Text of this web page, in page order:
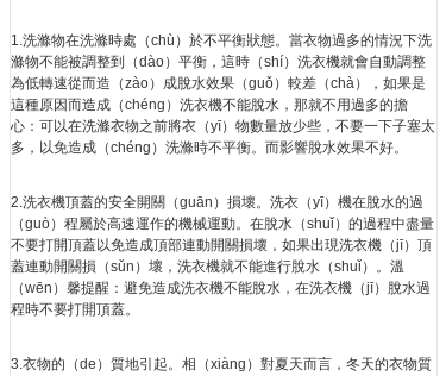
1.洗滌物在洗滌時處（chù）於不平衡狀態。當衣物過多的情況下洗
滌物不能被調整到（dào）平衡，這時（shí）洗衣機就會自動調整
為低轉速從而造（zào）成脫水效果（guǒ）較差（chà），如果是
這種原因而造成（chéng）洗衣機不能脫水，那就不用過多的擔
心：可以在洗滌衣物之前將衣（yī）物數量放少些，不要一下子塞太
多，以免造成（chéng）洗滌時不平衡。而影響脫水效果不好。
2.洗衣機頂蓋的安全開關（guān）損壞。洗衣（yī）機在脫水的過
（guò）程屬於高速運作的機械運動。在脫水（shuǐ）的過程中盡量
不要打開頂蓋以免造成頂部連動開關損壞，如果出現洗衣機（jī）頂
蓋連動開關損（sǔn）壞，洗衣機就不能進行脫水（shuǐ）。溫
（wēn）馨提醒：避免造成洗衣機不能脫水，在洗衣機（jī）脫水過
程時不要打開頂蓋。
3.衣物的（de）質地引起。相（xiàng）對夏天而言，冬天的衣物質